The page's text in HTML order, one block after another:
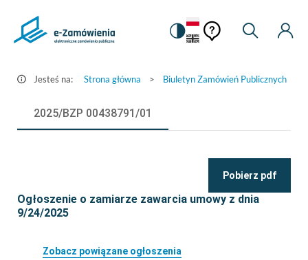
Szczegóły
e-
Ustawienia
Zmiana
na
kontrastową
Pomoc
kontekstowa
Pomoc
Moje
Jesteś na: Strona główna > Biuletyn Zamówień Publicznych
2025/BZP 00438791/01
Pobierz pdf
Ogłoszenie o zamiarze zawarcia umowy z dnia
9/24/2025
Zobacz powiązane ogłoszenia